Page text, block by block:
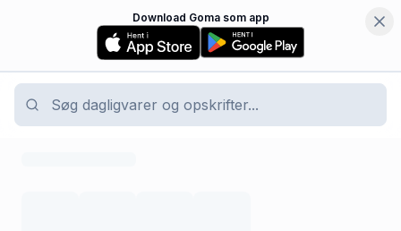
Download Goma som app